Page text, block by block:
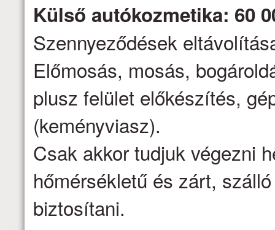
Külső autókozmetika: 60
Szennyeződések
Előmosás, mosás,
plusz felület előkészítés,
(keményviasz).
Csak akkor tudjuk végezni
hőmérsékletű és zárt,
biztosítani.